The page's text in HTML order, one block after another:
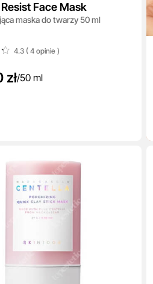
Face Mask
maska do twarzy 50 ml
4.3 ( 4opinie)
zł/50 ml